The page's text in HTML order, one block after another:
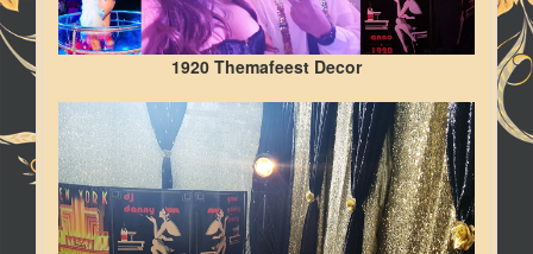
1920 Themafeest Decor